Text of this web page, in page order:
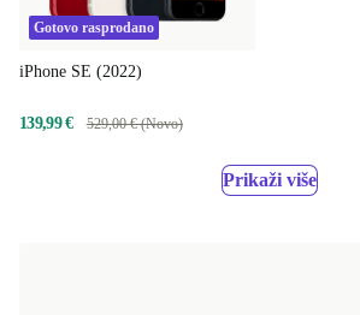
Gotovo rasprodano
iPhone SE (2022)
139,99 € 529,00 € (Novo)
Prikaži više